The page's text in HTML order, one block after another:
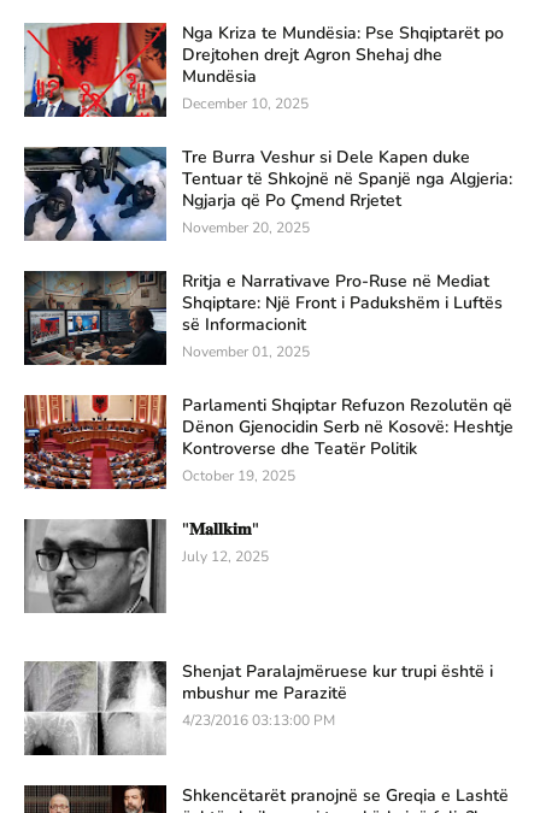
Nga Kriza te Mundësia: Pse Shqiptarët po
Drejtohen drejt Agron Shehaj dhe
Mundësia
December 10, 2025
Tre Burra Veshur si Dele Kapen duke
Tentuar të Shkojnë në Spanjë nga Algjeria:
Ngjarja që Po Çmend Rrjetet
November 20, 2025
Rritja e Narrativave Pro-Ruse në Mediat
Shqiptare: Një Front i Padukshëm i Luftës
së Informacionit
November 01, 2025
Parlamenti Shqiptar Refuzon Rezolutën që
Dënon Gjenocidin Serb në Kosovë: Heshtje
Kontroverse dhe Teatër Politik
October 19, 2025
"𝐌𝐚𝐥𝐥𝐤𝐢𝐦"
July 12, 2025
Shenjat Paralajmëruese kur trupi është i
mbushur me Parazitë
4/23/2016 03:13:00 PM
Shkencëtarët pranojnë se Greqia e Lashtë